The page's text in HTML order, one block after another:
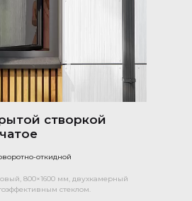
створкой
откидной
800×1600 мм, двухкамерный
стеклом.